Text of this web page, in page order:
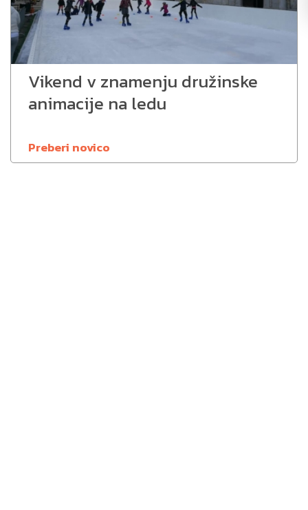
Vikend v znamenju družinske
animacije na ledu
Preberi novico